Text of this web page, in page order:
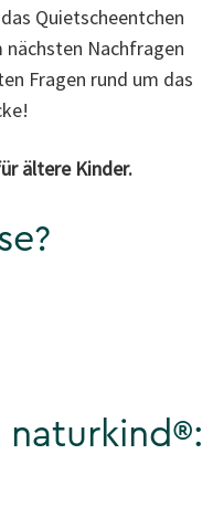
Quietscheentchen
nächsten Nachfragen
Fragen rund um das
ältere Kinder.